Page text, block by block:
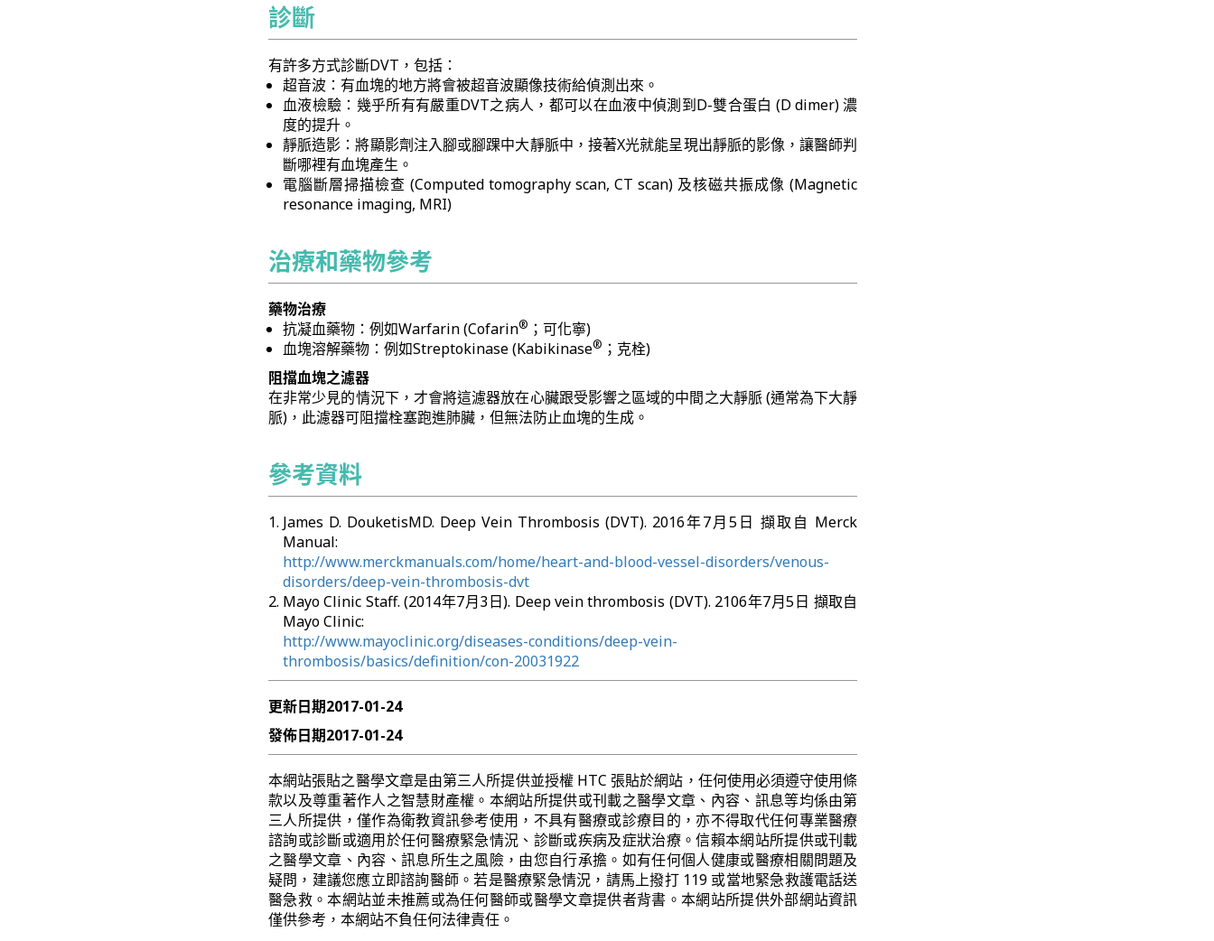
診斷
有許多方式診斷DVT，包括：
超音波：有血塊的地方將會被超音波顯像技術給偵測出來。
血液檢驗：幾乎所有有嚴重DVT之病人，都可以在血液中偵測到D-雙合蛋白 (D dimer) 濃
度的提升。
靜脈造影：將顯影劑注入腳或腳踝中大靜脈中，接著X光就能呈現出靜脈的影像，讓醫師判
斷哪裡有血塊產生。
電腦斷層掃描檢查 (Computed tomography scan, CT scan) 及核磁共振成像 (Magnetic
resonance imaging, MRI)
治療和藥物參考
藥物治療
抗凝血藥物：例如Warfarin (Cofarin® ；可化寧)
血塊溶解藥物：例如Streptokinase (Kabikinase® ；克栓)
阻擋血塊之濾器
在非常少見的情況下，才會將這濾器放在心臟跟受影響之區域的中間之大靜脈 (通常為下大靜
脈)，此濾器可阻擋栓塞跑進肺臟，但無法防止血塊的生成。
參考資料
James D. DouketisMD. Deep Vein Thrombosis (DVT). 2016年7月5日 擷取自 Merck
Manual:
http://www.merckmanuals.com/home/heart-and-blood-vessel-disorders/venous-
disorders/deep-vein-thrombosis-dvt
Mayo Clinic Staff. (2014年7月3日). Deep vein thrombosis (DVT). 2106年7月5日 擷取自
Mayo Clinic:
http://www.mayoclinic.org/diseases-conditions/deep-vein-
thrombosis/basics/definition/con-20031922
更新日期2017-01-24
發佈日期2017-01-24
本網站張貼之醫學文章是由第三人所提供並授權 HTC 張貼於網站，任何使用必須遵守使用條
款以及尊重著作人之智慧財產權。本網站所提供或刊載之醫學文章、內容、訊息等均係由第
三人所提供，僅作為衛教資訊參考使用，不具有醫療或診療目的，亦不得取代任何專業醫療
諮詢或診斷或適用於任何醫療緊急情況、診斷或疾病及症狀治療。信賴本網站所提供或刊載
之醫學文章、內容、訊息所生之風險，由您自行承擔。如有任何個人健康或醫療相關問題及
疑問，建議您應立即諮詢醫師。若是醫療緊急情況，請馬上撥打 119 或當地緊急救護電話送
醫急救。本網站並未推薦或為任何醫師或醫學文章提供者背書。本網站所提供外部網站資訊
僅供參考，本網站不負任何法律責任。